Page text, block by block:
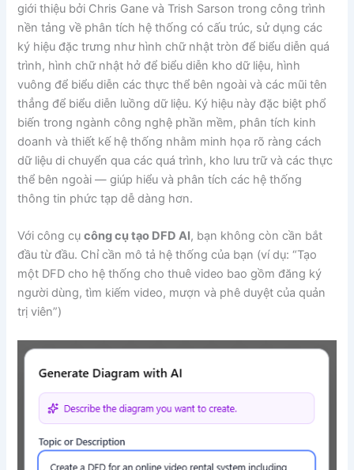
giới thiệu bởi Chris Gane và Trish Sarson trong công trình
nền tảng về phân tích hệ thống có cấu trúc, sử dụng các
ký hiệu đặc trưng như hình chữ nhật tròn để biểu diễn quá
trình, hình chữ nhật hở để biểu diễn kho dữ liệu, hình
vuông để biểu diễn các thực thể bên ngoài và các mũi tên
thẳng để biểu diễn luồng dữ liệu. Ký hiệu này đặc biệt phổ
biến trong ngành công nghệ phần mềm, phân tích kinh
doanh và thiết kế hệ thống nhằm minh họa rõ ràng cách
dữ liệu di chuyển qua các quá trình, kho lưu trữ và các thực
thể bên ngoài — giúp hiểu và phân tích các hệ thống
thông tin phức tạp dễ dàng hơn.
Với công cụcông cụ tạo DFD AI, bạn không còn cần bắt
đầu từ đầu. Chỉ cần mô tả hệ thống của bạn (ví dụ: “Tạo
một DFD cho hệ thống cho thuê video bao gồm đăng ký
người dùng, tìm kiếm video, mượn và phê duyệt của quản
trị viên”)